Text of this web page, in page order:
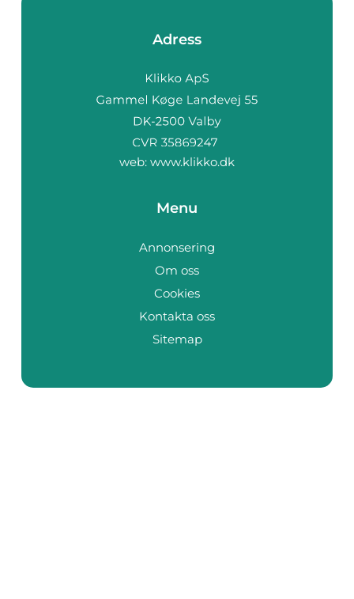
Adress
web: www.klikko.dk
Menu
Annonsering
Om oss
Cookies
Kontakta oss
Sitemap